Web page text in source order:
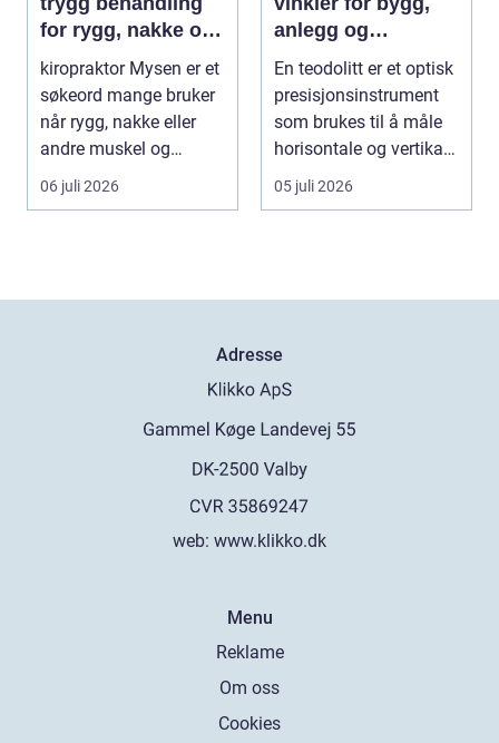
for rygg, nakke og
ledd
kiropraktor Mysen er et
søkeord mange bruker
når rygg, nakke eller
andre muskel og
leddplager begynn...
06 juli 2026
anlegg og
kartlegging
En teodolitt er et optisk
presisjonsinstrument
som brukes til å måle
horisontale og vertikale
vinkle...
05 juli 2026
Adresse
web: www.klikko.dk
Menu
Reklame
Om oss
Cookies